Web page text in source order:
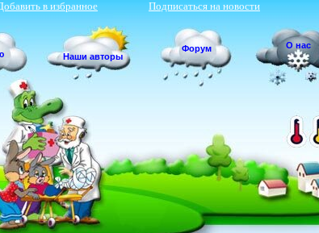
в избранное Подписаться на новости
Наши авторы
Форум О нас